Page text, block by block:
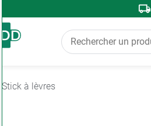
Stick à lèvres